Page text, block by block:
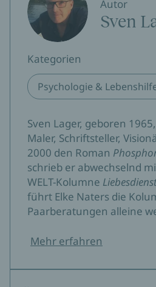
Autor
Sven
Kategorien
Psychologie &
Sven Lager, geboren
Maler, Schriftsteller,
2000 den Roman
schrieb er abwechselnd
WELT-Kolumne
führt Elke Naters die
Paarberatungen alleine
Mehr erfahren